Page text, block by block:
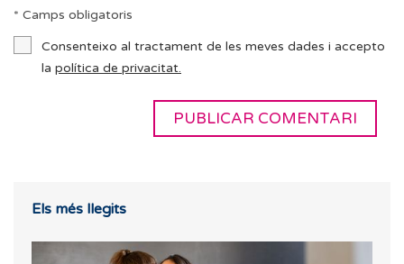
* Camps obligatoris
Consenteixo al tractament de les meves dades i accepto
la política de privacitat.
Els més llegits